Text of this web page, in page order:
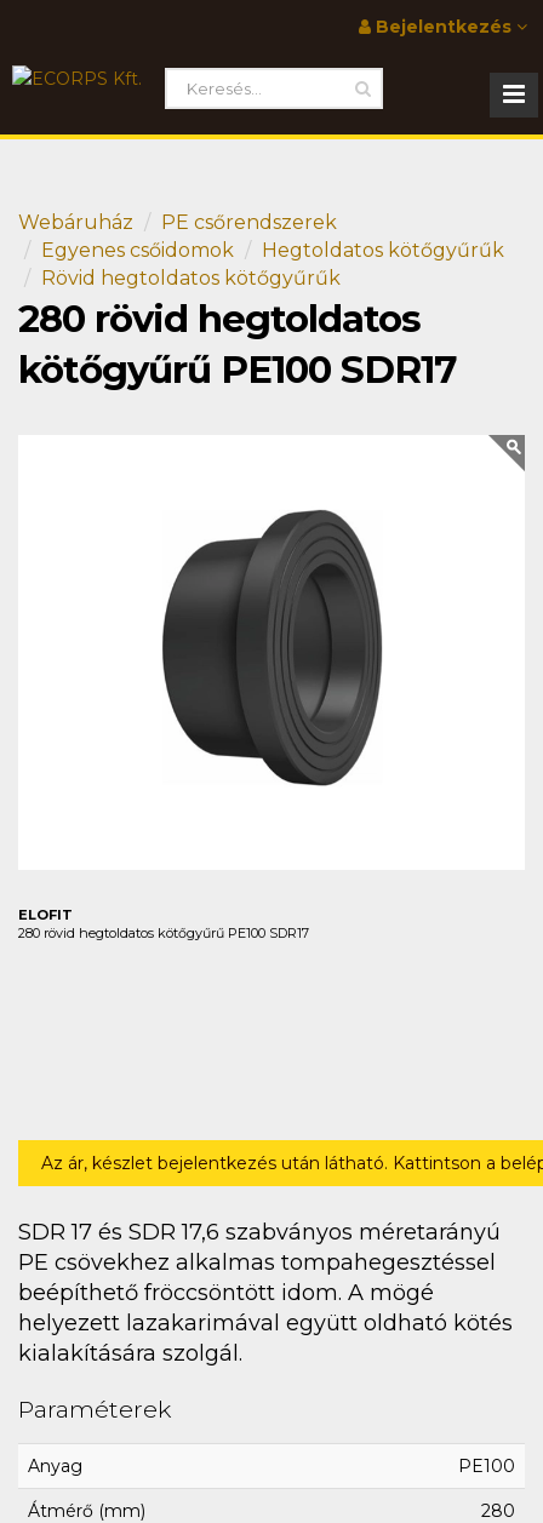
Bejelentkezés
Webáruház
PE csőrendszerek
Egyenes csőidomok
Hegtoldatos kötőgyűrűk
Rövid hegtoldatos kötőgyűrűk
280 rövid hegtoldatos
kötőgyűrű PE100 SDR17
ELOFIT
280 rövid hegtoldatos kötőgyűrű PE100 SDR17
Az ár, készlet bejelentkezés után látható. Kattintson a
SDR 17 és SDR 17,6 szabványos méretarányú
PE csövekhez alkalmas tompahegesztéssel
beépíthető fröccsöntött idom. A mögé
helyezett lazakarimával együtt oldható kötés
kialakítására szolgál.
Paraméterek
Anyag PE100
Átmérő (mm) 280